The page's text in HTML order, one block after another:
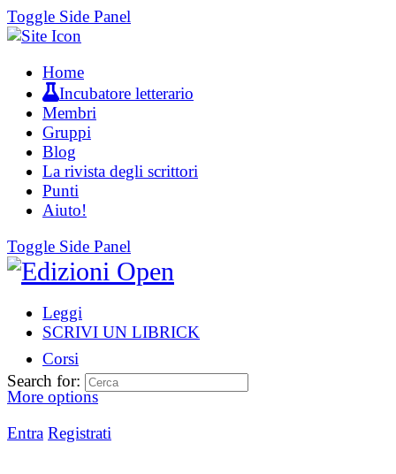
Toggle Side Panel
Home
Incubatore letterario
Membri
Gruppi
Blog
La rivista degli scrittori
Punti
Aiuto!
Toggle Side Panel
Leggi
SCRIVI UN LIBRICK
Corsi
More options
Entra Registrati
Search for: